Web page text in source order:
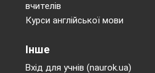
вчителів
Курси англійської мови
Інше
Вхід для учнів (naurok.ua)